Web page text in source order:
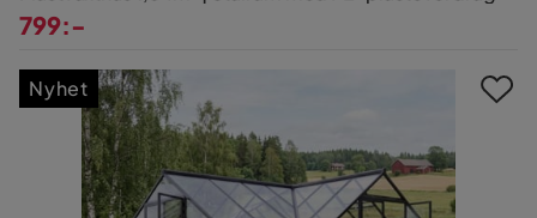
799:-
Nyhet